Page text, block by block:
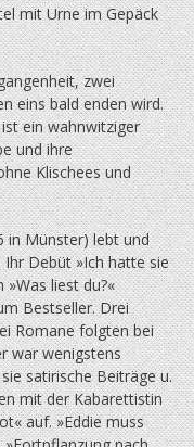
mit Urne im Gepäck
zwei
eins bald enden wird.
ein wahnwitziger
und ihre
Klischees und
in Münster) lebt und
Debüt »Ich hatte sie
»Was liest du?«
Bestseller. Drei
Romane folgten bei
war wenigstens
satirische Beiträge u.
mit der Kabarettistin
auf. »Eddie muss